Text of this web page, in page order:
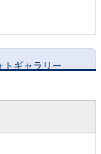
トギャラリー